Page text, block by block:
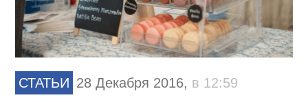
СТАТЬИ 28 Декабря 2016, в 12:59